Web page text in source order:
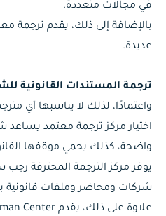
في مجالات متعددة.
بالإضافة إلى ذلك، يقدم ترجمة
عديدة.
ترجمة المستندات القانونية
واعتمادًا، لذلك لا يناسبها أي
اختيار مركز ترجمة معتمد
واضحة، كذلك يحمي موقفها
يوفر مركز الترجمة المحترفة
شركات ومحاضر وملفات قانونية